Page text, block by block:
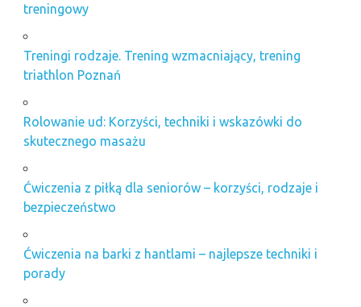
treningowy
Treningi rodzaje. Trening wzmacniający, trening
triathlon Poznań
Rolowanie ud: Korzyści, techniki i wskazówki do
skutecznego masażu
Ćwiczenia z piłką dla seniorów – korzyści, rodzaje i
bezpieczeństwo
Ćwiczenia na barki z hantlami – najlepsze techniki i
porady